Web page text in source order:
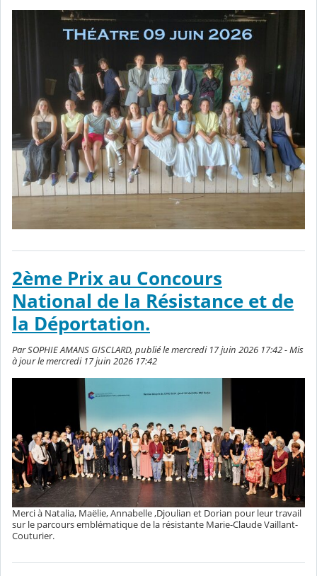
2ème Prix au Concours
National de la Résistance et de
la Déportation.
Par SOPHIE AMANS GISCLARD, publié le mercredi 17 juin 2026 17:42 - Mis
à jour le mercredi 17 juin 2026 17:42
Merci à Natalia, Maëlie, Annabelle ,Djoulian et Dorian pour leur travail
sur le parcours emblématique de la résistante Marie-Claude Vaillant-
Couturier.